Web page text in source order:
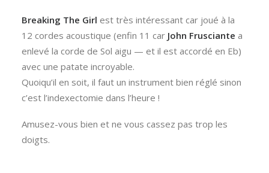
Breaking The Girl est très intéressant car joué à la
12 cordes acoustique (enfin 11 car John Frusciante a
enlevé la corde de Sol aigu — et il est accordé en Eb)
avec une patate incroyable.
Quoiqu’il en soit, il faut un instrument bien réglé sinon
c’est l’indexectomie dans l’heure !
Amusez-vous bien et ne vous cassez pas trop les
doigts.